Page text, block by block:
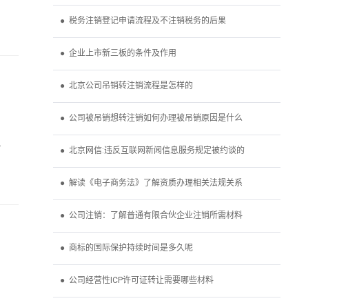
● 税务注销登记申请流程及不注销税务的后果
● 企业上市新三板的条件及作用
● 北京公司吊销转注销流程是怎样的
● 公司被吊销想转注销如何办理被吊销原因是什么
● 北京网信:违反互联网新闻信息服务规定被约谈的
● 解读《电子商务法》了解资质办理相关法规关系
● 公司注销：了解普通有限合伙企业注销所需材料
● 商标的国际保护持续时间是多久呢
● 公司经营性ICP许可证转让需要哪些材料